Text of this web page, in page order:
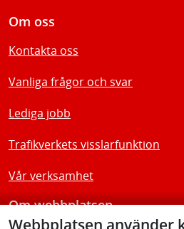
Webbplatsen använder
Om oss
Kontakta oss
Vanliga frågor och svar
Lediga jobb
Trafikverkets visslarfunktion
Vår verksamhet
Om webbplatsen